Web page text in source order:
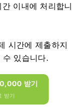
이내에 처리합니
시간에 제출하지
있습니다.
받기
받기